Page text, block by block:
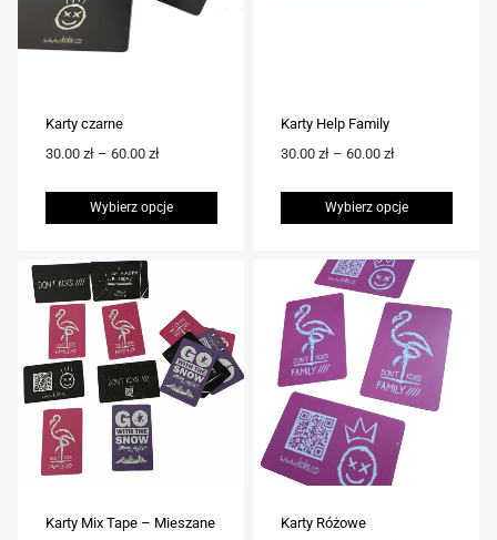
Karty czarne
30.00 zł – 60.00 złZakres
od
30.00 zł
Wybierz opcje
produkt
ma
wiele
wariantów.
Opcje
można
wybrać
na
Karty Help Family
30.00 zł – 60.00 złZakres
od
30.00 zł
60.00 zł
Wybierz opcje
produkt
ma
wiele
wariantów.
Opcje
można
wybrać
na
Karty Mix Tape – Mieszane
Karty Różowe